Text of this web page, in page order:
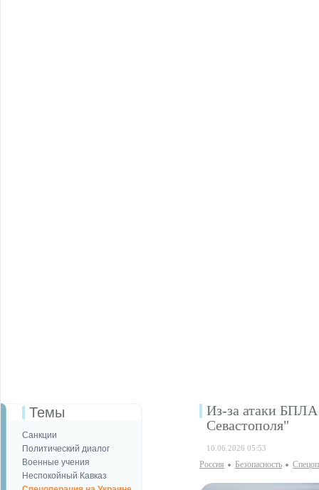
Темы
Санкции
Политический диалог
Военные учения
Неспокойный Кавказ
Из-за атаки БПЛА
Севастополя"
10.06.2026 05:53
Россия Безопаcность